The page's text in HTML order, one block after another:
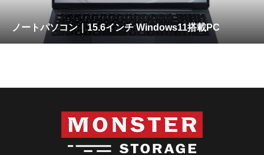
ノートパソコン｜15.6インチ Windows11搭載PC